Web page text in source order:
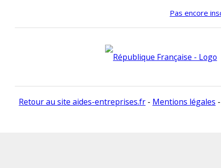
Pas encore
Retour au site aides-entreprises.fr - Mentions légales